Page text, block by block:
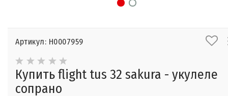
Артикул: Н0007959
Купить flight tus 32 sakura - укулеле
сопрано